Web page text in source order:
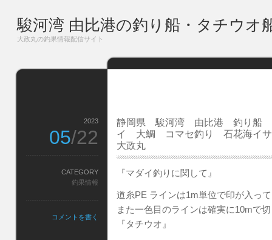
駿河湾 由比港の釣り船・タチウオ
大政丸の釣果情報配信サイト
静岡県 駿河湾 由比港 釣り船
イ 大鯛 コマセ釣り 石花海
大政丸
『マダイ釣りに関して』
道糸PE ラインは1m単位で印が入っ
また一色目のラインは確実に10mで
『タチウオ』
2023
05/22
CATEGORY
釣果情報
コメントを書く